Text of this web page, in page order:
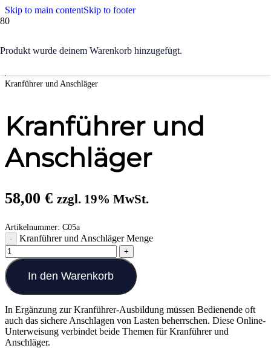
Skip to main contentSkip to footer
Produkt wurde deinem Warenkorb hinzugefügt.
/
/
Kranführer und Anschläger
Kranführer und
Anschläger
58,00 € zzgl. 19% MwSt.
Artikelnummer: C05a
Kranführer und Anschläger Menge
In den Warenkorb
In Ergänzung zur Kranführer-Ausbildung müssen Bedienende oft
auch das sichere Anschlagen von Lasten beherrschen. Diese Online-
Unterweisung verbindet beide Themen für Kranführer und
Anschläger.